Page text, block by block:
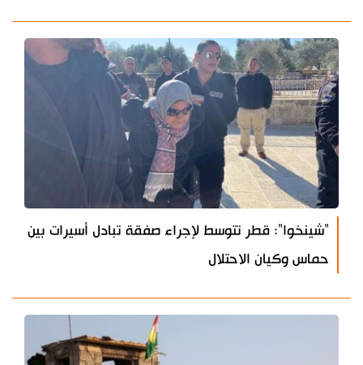
"شينخوا": قطر تتوسط لإجراء صفقة تبادل أسيرات بين
حماس وكيان الاحتلال